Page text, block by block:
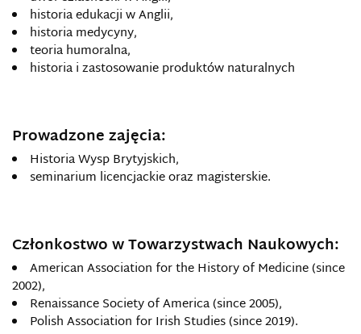
historia edukacji w Anglii,
historia medycyny,
teoria humoralna,
historia i zastosowanie produktów naturalnych
Prowadzone zajęcia:
Historia Wysp Brytyjskich,
seminarium licencjackie oraz magisterskie.
Członkostwo w Towarzystwach Naukowych:
American Association for the History of Medicine (since
2002),
Renaissance Society of America (since 2005),
Polish Association for Irish Studies (since 2019).